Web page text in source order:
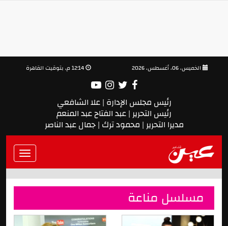
12:14 م, بتوقيت القاهرة
رئيس مجلس الإدارة | علا الشافعي
رئيس التحرير | عبد الفتاح عبد المنعم
مديرا التحرير | محمود ترك | جمال عبد الناصر
Toggle
مسلسل مناعة